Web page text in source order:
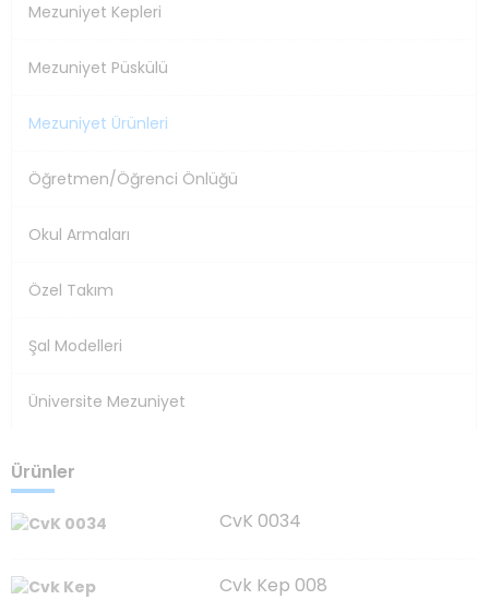
Mezuniyet Kepleri
Mezuniyet Püskülü
Mezuniyet Ürünleri
Öğretmen/Öğrenci Önlüğü
Okul Armaları
Özel Takım
Şal Modelleri
Üniversite Mezuniyet
Ürünler
CvK 0034
Cvk Kep 008